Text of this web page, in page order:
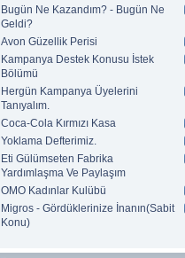
Bugün Ne Kazandım? - Bugün Ne
Geldi?
Avon Güzellik Perisi
Kampanya Destek Konusu İstek
Bölümü
Hergün Kampanya Üyelerini
Tanıyalım.
Coca-Cola Kırmızı Kasa
Yoklama Defterimiz.
Eti Gülümseten Fabrika
Yardımlaşma Ve Paylaşım
OMO Kadınlar Kulübü
Migros - Gördüklerinize İnanın(Sabit
Konu)